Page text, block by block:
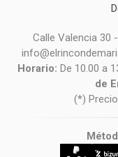
Calle Valencia 30
Horario: De 10.00 a
de
(*)